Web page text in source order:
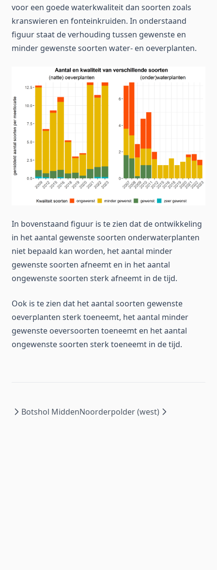
voor een goede waterkwaliteit dan soorten zoals
kranswieren en fonteinkruiden. In onderstaand
figuur staat de verhouding tussen gewenste en
minder gewenste soorten water- en oeverplanten.
In bovenstaand figuur is te zien dat de ontwikkeling
in het aantal gewenste soorten onderwaterplanten
niet bepaald kan worden, het aantal minder
gewenste soorten afneemt en in het aantal
ongewenste soorten sterk afneemt in de tijd.
Ook is te zien dat het aantal soorten gewenste
oeverplanten sterk toeneemt, het aantal minder
gewenste oeversoorten toeneemt en het aantal
ongewenste soorten sterk toeneemt in de tijd.
Botshol MiddenNoorderpolder (west)